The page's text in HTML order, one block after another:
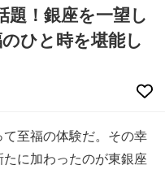
！銀座を一望し
ひと時を堪能し
至福の体験だ。その幸
に加わったのが東銀座